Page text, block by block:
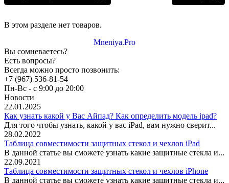
В этом разделе нет товаров.
Mneniya.Pro
Вы сомневаетесь?
Есть вопросы?
Всегда можно просто позвонить:
+7 (967) 536-81-54
Пн-Вс - с 9:00 до 20:00
Новости
22.01.2025
Как узнать какой у Вас Айпад? Как определить модель ipad?
Для того чтобы узнать, какой у вас iPad, вам нужно сверит...
28.02.2022
Таблица совместимости защитных стекол и чехлов iPad
В данной статье вы сможете узнать какие защитные стекла и...
22.09.2021
Таблица совместимости защитных стекол и чехлов iPhone
В данной статье вы сможете узнать какие защитные стекла и...